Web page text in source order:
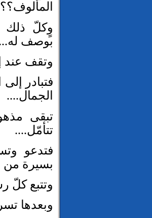
وٍكلّ ذلك
بوصف
وتقف عند
فتبادر
الجمال....
تبقى
تتأمّل....
فتدعو
بسيرة
وتتبع كلّ
وبعدها